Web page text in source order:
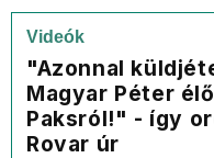
Videók
"Azonnal
Magyar Péter
Paksról!" - így
Rovar úr